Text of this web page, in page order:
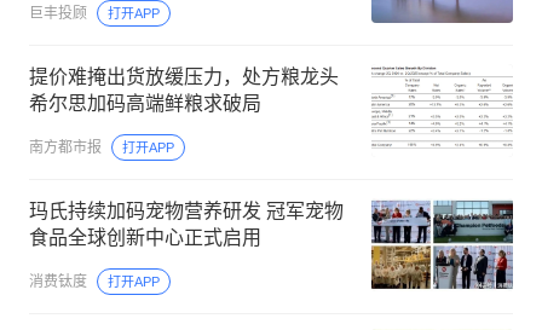
巨丰投顾 打开APP
提价难掩出货放缓压力，处方粮龙头
希尔思加码高端鲜粮求破局
南方都市报 打开APP
玛氏持续加码宠物营养研发 冠军宠物
食品全球创新中心正式启用
消费钛度 打开APP